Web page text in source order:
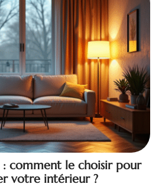
: comment le choisir pour
votre intérieur ?